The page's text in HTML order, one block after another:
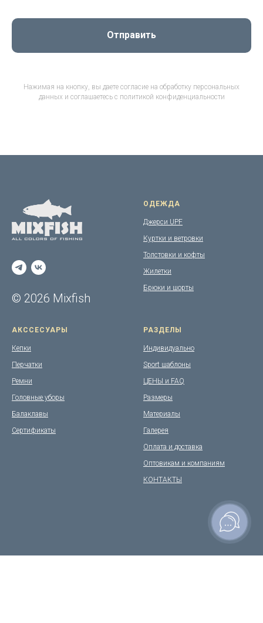
Отправить
Нажимая на кнопку, вы даете согласие на обработку персональных
данных и соглашаетесь c политикой конфиденциальности
© 2026 Mixfish
ОДЕЖДА
Джерси UPF
Куртки и ветровки
Толстовки и кофты
Жилетки
Брюки и шорты
АКССЕСУАРЫ
Кепки
Перчатки
Ремни
Головные уборы
Балаклавы
Сертификаты
РАЗДЕЛЫ
Индивидуально
Sport шаблоны
ЦЕНЫ и FAQ
Размеры
Материалы
Галерея
Оплата и доставка
Оптовикам и компаниям
КОНТАКТЫ